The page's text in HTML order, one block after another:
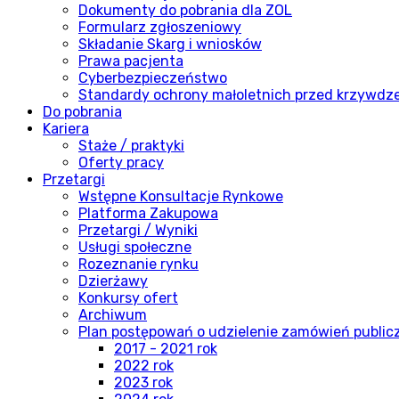
Dokumenty do pobrania dla ZOL
Formularz zgłoszeniowy
Składanie Skarg i wniosków
Prawa pacjenta
Cyberbezpieczeństwo
Standardy ochrony małoletnich przed
Do pobrania
Kariera
Staże / praktyki
Oferty pracy
Przetargi
Wstępne Konsultacje Rynkowe
Platforma Zakupowa
Przetargi / Wyniki
Usługi społeczne
Rozeznanie rynku
Dzierżawy
Konkursy ofert
Archiwum
Plan postępowań o udzielenie zamówień
2017 - 2021 rok
2022 rok
2023 rok